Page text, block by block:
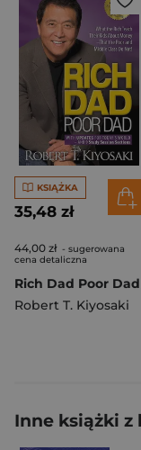
KSIĄŻKA
35,48 zł
44,00 zł - sugerowana
cena detaliczna
Rich Dad Poor Dad
Robert T. Kiyosaki
Inne książki z